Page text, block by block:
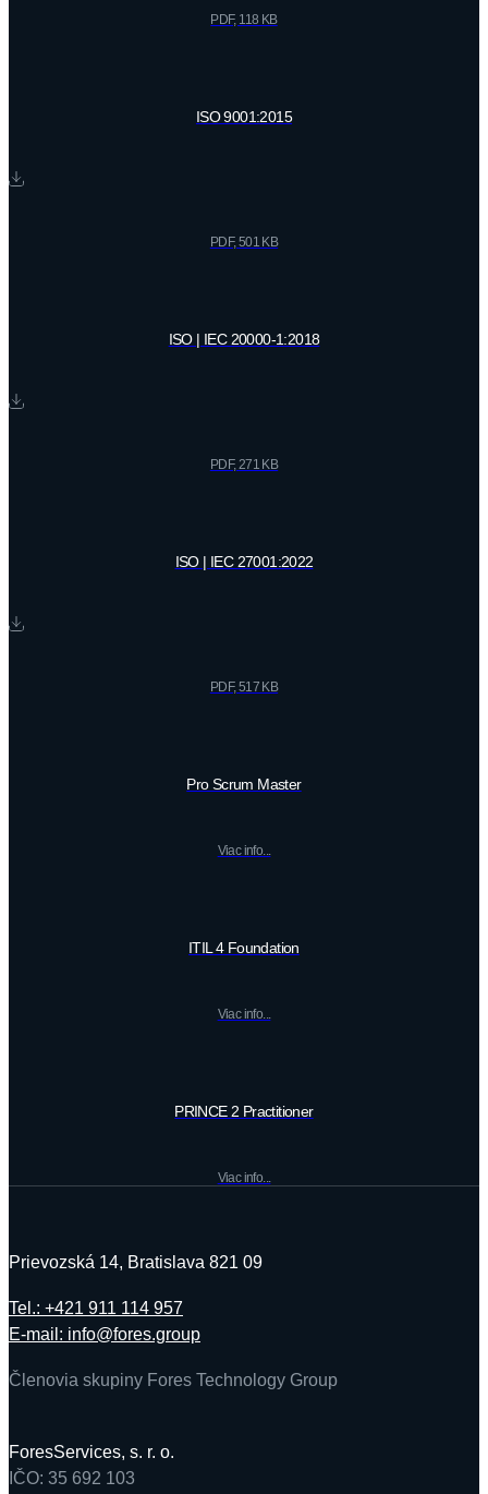
PDF, 118 KB
ISO 9001:2015
PDF, 501 KB
ISO | IEC 20000-1:2018
PDF, 271 KB
ISO | IEC 27001:2022
PDF, 517 KB
Pro Scrum Master
Viac info...
ITIL 4 Foundation
Viac info...
PRINCE 2 Practitioner
Viac info...
Prievozská 14, Bratislava 821 09
Tel.: +421 911 114 957
E-mail: info@fores.group
Členovia skupiny Fores Technology Group
ForesServices, s. r. o.
IČO: 35 692 103